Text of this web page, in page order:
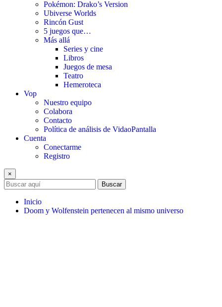
Pokémon: Drako’s Version
Ubiverse Worlds
Rincón Gust
5 juegos que…
Más allá
Series y cine
Libros
Juegos de mesa
Teatro
Hemeroteca
Vop
Nuestro equipo
Colabora
Contacto
Política de análisis de VidaoPantalla
Cuenta
Conectarme
Registro
×
Buscar
Inicio
Doom y Wolfenstein pertenecen al mismo universo